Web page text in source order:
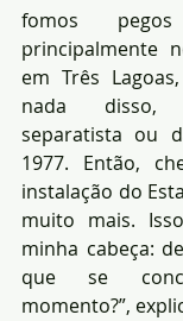
fomos
principalmente
em Três
nada disso,
separatista ou
1977. Então,
instalação do
muito mais.
minha cabeça:
que se
momento?”,